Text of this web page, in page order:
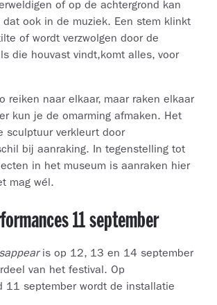
of op de achtergrond kan
dat ook in de muziek. Een stem klinkt
of wordt verzwolgen door de
die houvast vindt,komt alles, voor
reiken naar elkaar, maar raken elkaar
kun je de omarming afmaken. Het
sculptuur verkleurt door
bij aanraking. In tegenstelling tot
in het museum is aanraken hier
mag wél.
11 september
is op 12, 13 en 14 september
van het festival. Op
11 september wordt de installatie